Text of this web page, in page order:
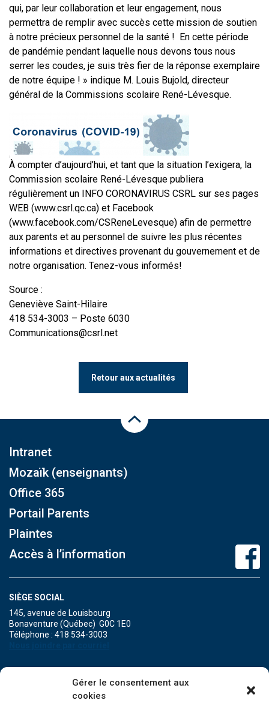
Gérer le consentement aux
cookies
qui, par leur collaboration et leur engagement, nous
permettra de remplir avec succès cette mission de soutien
à notre précieux personnel de la santé ! En cette période
de pandémie pendant laquelle nous devons tous nous
serrer les coudes, je suis très fier de la réponse exemplaire
de notre équipe ! » indique M. Louis Bujold, directeur
général de la Commissions scolaire René-Lévesque.
À compter d’aujourd’hui, et tant que la situation l’exigera, la
Commission scolaire René-Lévesque publiera
régulièrement un INFO CORONAVIRUS CSRL sur ses pages
WEB (www.csrl.qc.ca) et Facebook
(www.facebook.com/CSReneLevesque) afin de permettre
aux parents et au personnel de suivre les plus récentes
informations et directives provenant du gouvernement et de
notre organisation. Tenez-vous informés!
Source :
Geneviève Saint-Hilaire
418 534-3003 – Poste 6030
Communications@csrl.net
Retour aux actualités
Intranet
Mozaïk (enseignants)
Office 365
Portail Parents
Plaintes
Accès à l’information
SIÈGE SOCIAL
145, avenue de Louisbourg
Bonaventure (Québec) G0C 1E0
Téléphone : 418 534-3003
471A, boulevard Perron
Maria (Québec) G0C 1Y0